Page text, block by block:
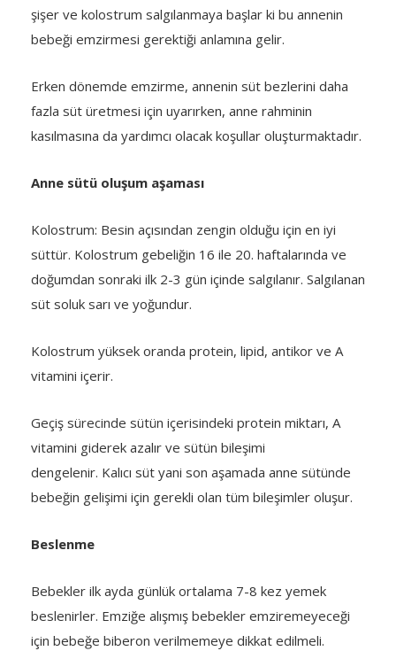
şişer ve kolostrum salgılanmaya başlar ki bu annenin
bebeği emzirmesi gerektiği anlamına gelir.
Erken dönemde emzirme, annenin süt bezlerini daha
fazla süt üretmesi için uyarırken, anne rahminin
kasılmasına da yardımcı olacak koşullar oluşturmaktadır.
Anne sütü oluşum aşaması
Kolostrum: Besin açısından zengin olduğu için en iyi
süttür. Kolostrum gebeliğin 16 ile 20. haftalarında ve
doğumdan sonraki ilk 2-3 gün içinde salgılanır. Salgılanan
süt soluk sarı ve yoğundur.
Kolostrum yüksek oranda protein, lipid, antikor ve A
vitamini içerir.
Geçiş sürecinde sütün içerisindeki protein miktarı, A
vitamini giderek azalır ve sütün bileşimi
dengelenir. Kalıcı süt yani son aşamada anne sütünde
bebeğin gelişimi için gerekli olan tüm bileşimler oluşur.
Beslenme
Bebekler ilk ayda günlük ortalama 7-8 kez yemek
beslenirler. Emziğe alışmış bebekler emziremeyeceği
için bebeğe biberon verilmemeye dikkat edilmeli.